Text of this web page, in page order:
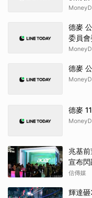
德麥
委員
德麥
德麥
兆基
宣布
信傳媒
輝達